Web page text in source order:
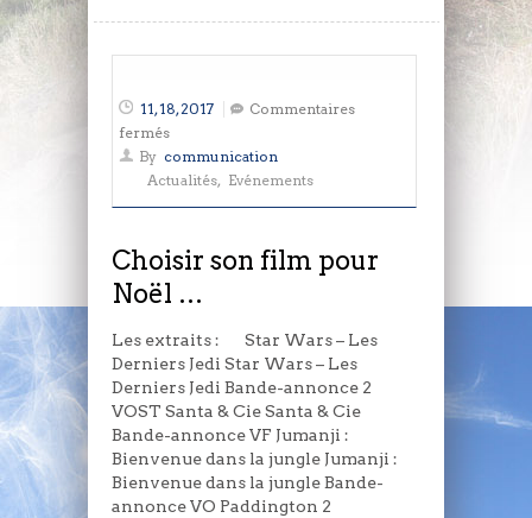
11, 18, 2017
Commentaires
ferméssur
Choisir
son
Noël
…
By communication
Actualités, Evénements
Choisir son film pour
Noël …
Les extraits : Star Wars – Les
Derniers Jedi Star Wars – Les
Derniers Jedi Bande-annonce 2
VOST Santa & Cie Santa & Cie
Bande-annonce VF Jumanji :
Bienvenue dans la jungle Jumanji :
Bienvenue dans la jungle Bande-
annonce VO Paddington 2